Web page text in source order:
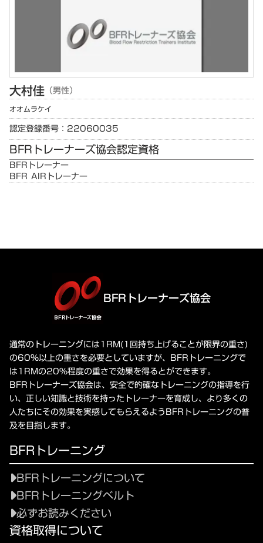
大村佳 （男性）
オオムラケイ
認定登録番号：22060035
BFRトレーナーズ協会認定資格
BFRトレーナー
BFR AIRトレーナー
BFRトレーナーズ協会
通常のトレーニングには1RM(1回持ち上げることが限界の重さ)
の60%以上の重さを必要としていますが、BFRトレーニングで
は1RMの20%程度の重さで効果を得るとができます。
BFRトレーナーズ協会は、安全で的確なトレーニングの指導を行
い、正しい知識と技術を持ったトレーナーを育成し、より多くの
人たちにその効果を実感してもらえるようBFRトレーニングの普
及を目指します。
BFRトレーニング
BFRトレーニングについて
BFRトレーニングベルト
必ずお読みください
資格取得について